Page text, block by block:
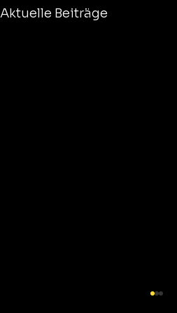
Aktuelle Beiträge